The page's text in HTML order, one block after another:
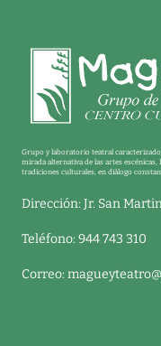
Grupo y laboratorio teatral
mirada alternativa de las artes
tradiciones culturales, en diálogo
Dirección: Jr. San
Teléfono: 944 743 310
Correo: